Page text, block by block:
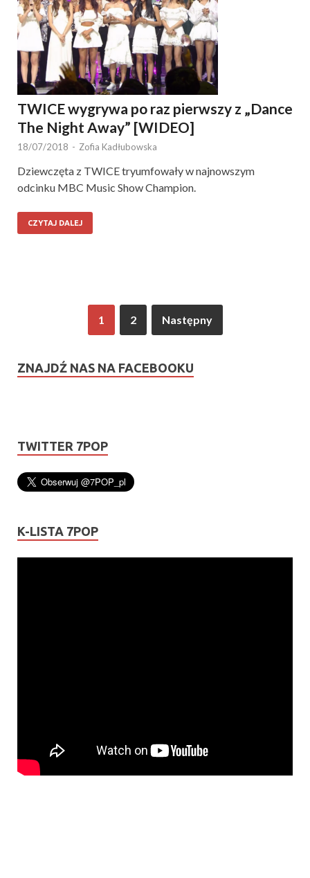
TWICE wygrywa po raz pierwszy z „Dance
The Night Away” [WIDEO]
18/07/2018 - Zofia Kadłubowska
Dziewczęta z TWICE tryumfowały w najnowszym
odcinku MBC Music Show Champion.
CZYTAJ DALEJ
1 2 Następny
ZNAJDŹ NAS NA FACEBOOKU
TWITTER 7POP
K-LISTA 7POP